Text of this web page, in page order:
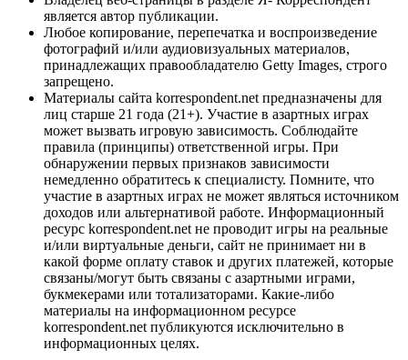
является автор публикации.
Любое копирование, перепечатка и воспроизведение
фотографий и/или аудиовизуальных материалов,
принадлежащих правообладателю Getty Images, строго
запрещено.
Материалы сайта korrespondent.net предназначены для
лиц старше 21 года (21+). Участие в азартных играх
может вызвать игровую зависимость. Соблюдайте
правила (принципы) ответственной игры. При
обнаружении первых признаков зависимости
немедленно обратитесь к специалисту. Помните, что
участие в азартных играх не может являться источником
доходов или альтернативой работе. Информационный
ресурс korrespondent.net не проводит игры на реальные
и/или виртуальные деньги, сайт не принимает ни в
какой форме оплату ставок и других платежей, которые
связаны/могут быть связаны с азартными играми,
букмекерами или тотализаторами. Какие-либо
материалы на информационном ресурсе
korrespondent.net публикуются исключительно в
информационных целях.